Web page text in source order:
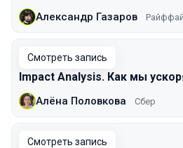
Александр Газаров
Смотреть запись
Impact Analysis. Как мы
Алёна Половкова Сбер
Смотреть запись